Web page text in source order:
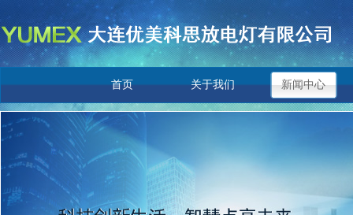
首页 关于我们 新闻中心